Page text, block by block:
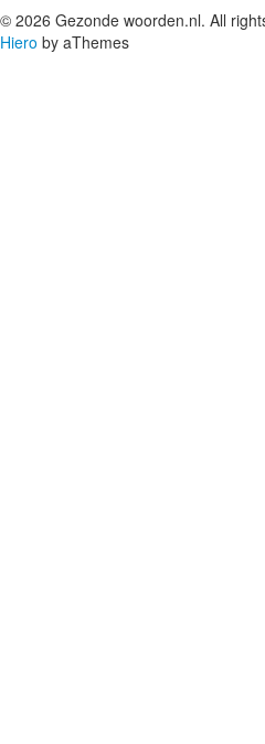
© 2026 Gezonde woorden.nl. All
Hiero by aThemes